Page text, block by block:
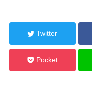
Twitter
Pocket